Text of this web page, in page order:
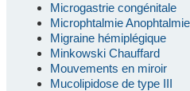
Microgastrie congénitale
Microphtalmie Anophtalmie
Migraine hémiplégique
Minkowski Chauffard
Mouvements en miroir
Mucolipidose de type III